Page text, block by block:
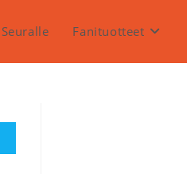
Seuralle Fanituotteet